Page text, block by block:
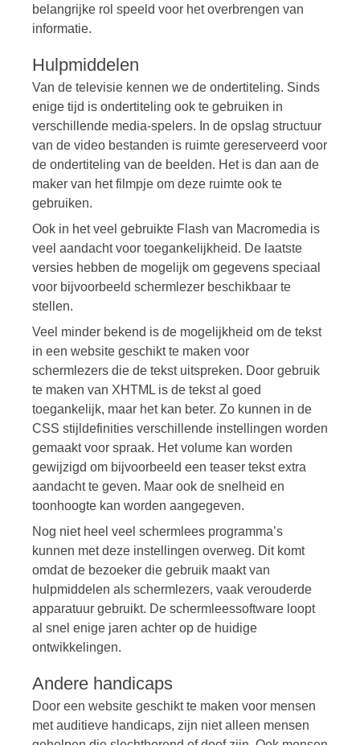
belangrijke rol speeld voor het overbrengen van
informatie.
Hulpmiddelen
Van de televisie kennen we de ondertiteling. Sinds
enige tijd is ondertiteling ook te gebruiken in
verschillende media-spelers. In de opslag structuur
van de video bestanden is ruimte gereserveerd voor
de ondertiteling van de beelden. Het is dan aan de
maker van het filmpje om deze ruimte ook te
gebruiken.
Ook in het veel gebruikte Flash van Macromedia is
veel aandacht voor toegankelijkheid. De laatste
versies hebben de mogelijk om gegevens speciaal
voor bijvoorbeeld schermlezer beschikbaar te
stellen.
Veel minder bekend is de mogelijkheid om de tekst
in een website geschikt te maken voor
schermlezers die de tekst uitspreken. Door gebruik
te maken van XHTML is de tekst al goed
toegankelijk, maar het kan beter. Zo kunnen in de
CSS stijldefinities verschillende instellingen worden
gemaakt voor spraak. Het volume kan worden
gewijzigd om bijvoorbeeld een teaser tekst extra
aandacht te geven. Maar ook de snelheid en
toonhoogte kan worden aangegeven.
Nog niet heel veel schermlees programma’s
kunnen met deze instellingen overweg. Dit komt
omdat de bezoeker die gebruik maakt van
hulpmiddelen als schermlezers, vaak verouderde
apparatuur gebruikt. De schermleessoftware loopt
al snel enige jaren achter op de huidige
ontwikkelingen.
Andere handicaps
Door een website geschikt te maken voor mensen
met auditieve handicaps, zijn niet alleen mensen